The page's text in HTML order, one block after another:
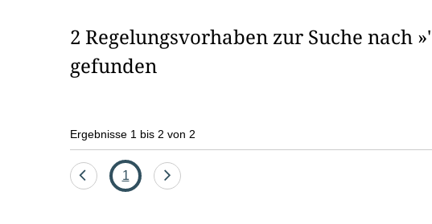
x
2 Regelungsvorhaben zur Suche nach
gefunden
Ergebnisse 1 bis 2 von 2
Eine
Seite
1
Eine